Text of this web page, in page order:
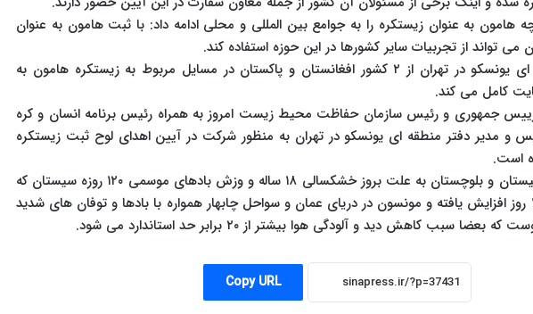
هامون به عنوان زیستکره را به جوامع بین المللی و محلی ادامه داد: با ثبت هامون به عنوان
می تواند از تجربیات سایر کشورها در این حوزه استفاده کند.
وی افزود: دفتر منطقه ای یونسکو در تهران از ۲ کشور افغانستان و پاکستان در مسایل مربوط به زیستکره هامون به
کامل می کند.
جمهوری و رئیس سازمان حفاظت محیط زیست امروز به همراه رئیس برنامه انسان و کره
و مدیر دفتر منطقه ای یونسکو در تهران به منظور شرکت در آیین اهدای لوح ثبت زیستکره
است.
به گزارش ایرنا،استان سیستان و بلوچستان به علت بروز خشکسالی ۱۸ ساله و وزش بادهای موسمی ۱۲۰ روزه سیستان که
در چند سال اخیر به ۱۸۰ روز افزایش یافته و مونسون در دریای عمان و سواحل چابهار همواره با بادها و توفان های شدید
سبب کاهش دید و آلودگی هوا بیشتر از ۲۰ برابر حد استاندارد می شود.
Copy URL